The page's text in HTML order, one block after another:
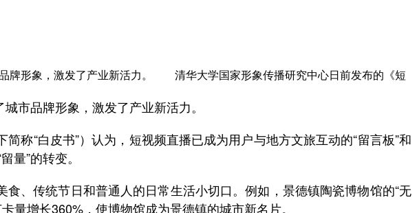
牌形象，激发了产业新活力。 清华大学国家形象传播研究中心日前发布的《短
市品牌形象，激发了产业新活力。
“白皮书”）认为，短视频直播已成为用户与地方文旅互动的“留言板”和
量”的转变。
、传统节日和普通人的日常生活小切口。例如，景德镇陶瓷博物馆的“无
量增长360%，使博物馆成为景德镇的城市新名片。